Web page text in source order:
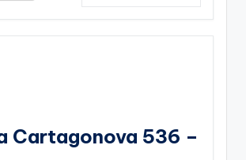
Cartagonova 536 –